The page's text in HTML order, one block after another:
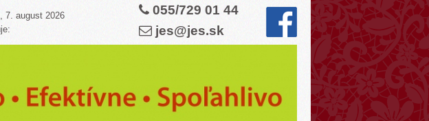
7. august 2026
055/729 01 44
jes@jes.sk